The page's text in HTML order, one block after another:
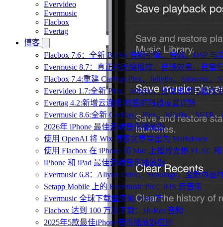
Evervideo
Evermusic
Flacbox
Evertag
博客
Flacbox 7.6：全新 BASS 音频引擎、音效、DSP 与
Evermusic 8.7：真正的无缝播放、音频效果、音量
Flacbox 7.4:重建 CarPlay,Plex、Jellyfin、Subsonic、
Evervideo 1.7:全新 Plex、Jellyfin、云端串流与播放
Evertag 4.2:新增云连接,标签编辑器设置详解
Evermusic 8.6:全新 CarPlay、Plex、Jellyfin、SFTP
2026年 iPhone 最佳云端音乐播放器
使用 OpenAI 将 Wix 博客文章导出为 Markdown
使用 Flacbox 在 iPhone 和 Mac 上播放无损 FLAC
iPhone 和 iPad 最佳云端音乐播放器
Evermusic 6.8：Aliyun Drive、Synology、全新界面
Setapp Mobile 上的 Evermusic Pro：iOS 云音乐
Evermusic 全球下载量突破 1100 万
Flacbox 达到 100 万次下载：Hi-Res 音频
2025年5款最佳iPhone音乐播放器应用